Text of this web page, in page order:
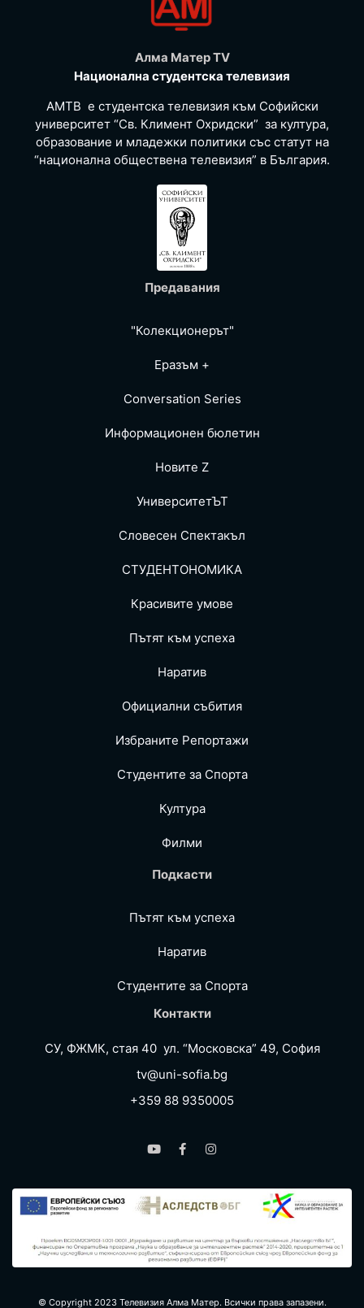
Алма Матер TV
Национална студентска телевизия
АМТВ е студентска телевизия към Софийски
университет “Св. Климент Охридски” за култура,
образование и младежки политики със статут на
“национална обществена телевизия” в България.
Предавания
"Колекционерът"
Еразъм +
Conversation Series
Информационен бюлетин
Новите Z
УниверситетЪТ
Словесен Спектакъл
СТУДЕНТОНОМИКА
Красивите умове
Пътят към успеха
Наратив
Официални събития
Избраните Репoртажи
Студентите за Спортa
Култура
Филми
Подкасти
Пътят към успеха
Наратив
Студентите за Спортa
Контакти
СУ, ФЖМК, стая 40 ул. “Московска” 49, София
tv@uni-sofia.bg
+359 88 9350005
© Copyright 2023 Телевизия Алма Матер. Всички права запазени.